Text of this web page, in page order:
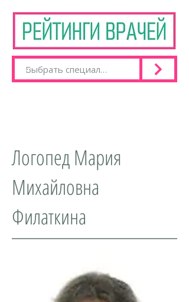
Логопед Мария
Михайловна
Филаткина